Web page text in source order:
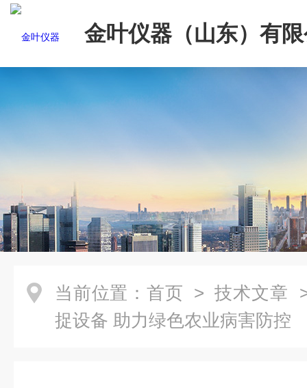
金叶仪器（山东）有
当前位置： 首页 > 技术文章
捉设备 助力绿色农业病害防控